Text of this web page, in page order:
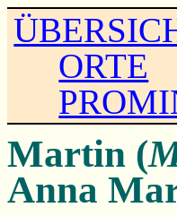
ORTE
Martin (
Anna